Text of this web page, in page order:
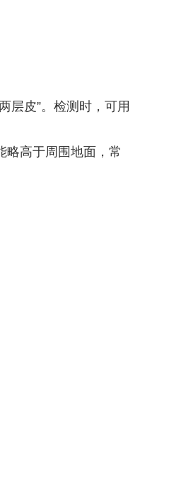
层皮”。检测时，可用
略高于周围地面，常